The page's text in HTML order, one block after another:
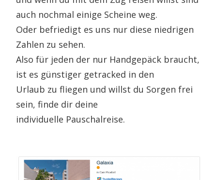
auch nochmal einige Scheine weg.
Oder befriedigt es uns nur diese niedrigen
Zahlen zu sehen.
Also für jeden der nur Handgepäck braucht,
ist es günstiger getracked in den
Urlaub zu fliegen und willst du Sorgen frei
sein, finde dir deine
individuelle Pauschalreise.